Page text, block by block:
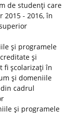
de studenţi care
- 2016, în
şi programele
şi
fi şcolarizaţi în
şi domeniile
cadrul
şi programele